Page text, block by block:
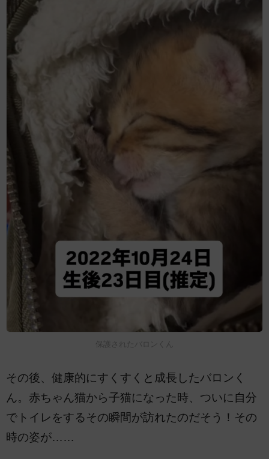
保護されたバロンくん
その後、健康的にすくすくと成長したバロンく
ん。赤ちゃん猫から子猫になった時、ついに自分
でトイレをするその瞬間が訪れたのだそう！その
時の姿が……